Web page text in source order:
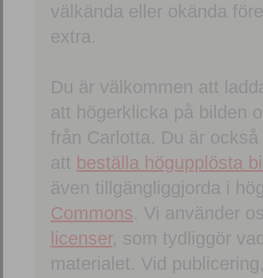
välkända eller okända
extra.
Du är välkommen att
att högerklicka på bilden
från Carlotta. Du är
att beställa högupplösta
även tillgängliggjorda i
Commons. Vi använder
licenser, som tydliggör
materialet. Vid